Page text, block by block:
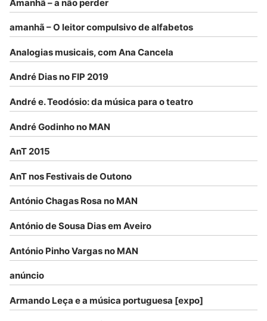
Amanhã – a não perder
amanhã – O leitor compulsivo de alfabetos
Analogias musicais, com Ana Cancela
André Dias no FIP 2019
André e. Teodósio: da música para o teatro
André Godinho no MAN
AnT 2015
AnT nos Festivais de Outono
António Chagas Rosa no MAN
António de Sousa Dias em Aveiro
António Pinho Vargas no MAN
anúncio
Armando Leça e a música portuguesa [expo]